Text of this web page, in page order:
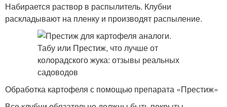
Набирается раствор в распылитель. Клубни
раскладывают на пленку и производят распыление.
Обработка картофеля с помощью препарата «Престиж»